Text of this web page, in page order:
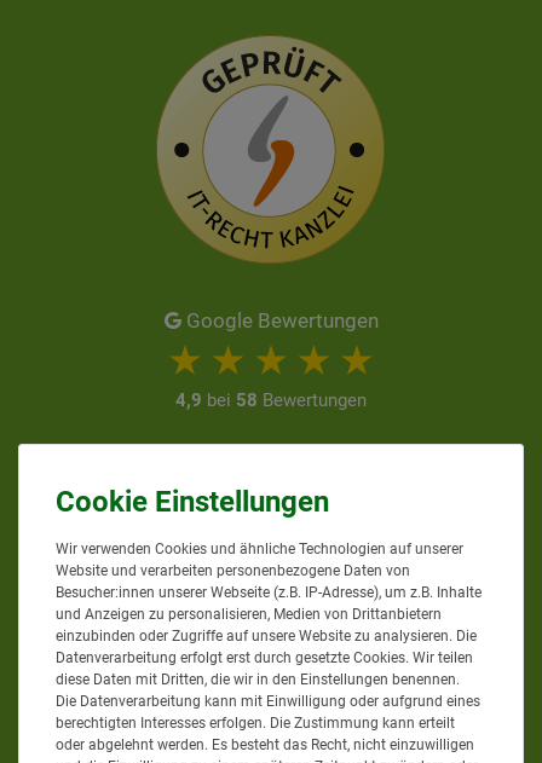
Google Bewertungen
4,9 bei 58 Bewertungen
AGRAR-PROFI24.DE
Sie erreichen uns
Mo. - Do. von 8 bis 12 Uhr
Mo. - Do. von 13 bis 17 Uhr
Wir verwenden Cookies und ähnliche Technologien auf unserer
Website und verarbeiten personenbezogene Daten von
Besucher:innen unserer Webseite (z.B. IP-Adresse), um z.B. Inhalte
und Anzeigen zu personalisieren, Medien von Drittanbietern
einzubinden oder Zugriffe auf unsere Website zu analysieren. Die
Datenverarbeitung erfolgt erst durch gesetzte Cookies. Wir teilen
diese Daten mit Dritten, die wir in den Einstellungen benennen.
Die Datenverarbeitung kann mit Einwilligung oder aufgrund eines
berechtigten Interesses erfolgen. Die Zustimmung kann erteilt
oder abgelehnt werden. Es besteht das Recht, nicht einzuwilligen